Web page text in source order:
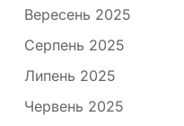
Вересень 2025
Серпень 2025
Липень 2025
Червень 2025